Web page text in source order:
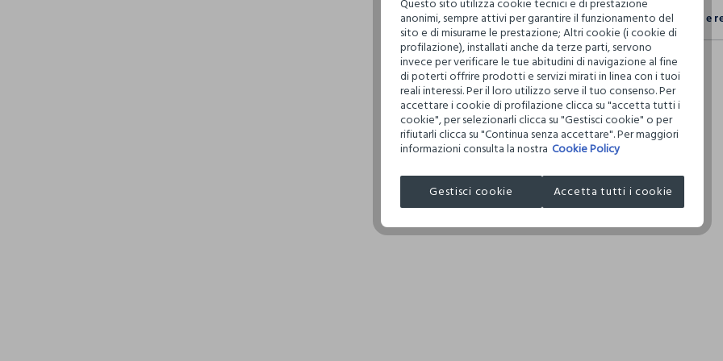
RIDOTTA
150°C
Il 100% dei
fisici, per
definito per
restrittivi
Clicca qui
MADE IN
Spedizione e
per
anonimi, sempre attivi per garantire il funzionamento del
sito e di misurarne le prestazione; Altri cookie (i cookie di
profilazione), installati anche da terze parti, servono
invece per verificare le tue abitudini di navigazione al fine
di poterti offrire prodotti e servizi mirati in linea con i tuoi
reali interessi. Per il loro utilizzo serve il tuo consenso. Per
accettare i cookie di profilazione clicca su "accetta tutti i
cookie", per selezionarli clicca su "Gestisci cookie" o per
rifiutarli clicca su "Continua senza accettare". Per maggiori
informazioni consulta la nostra Cookie Policy
Gestisci cookie Accetta tutti i cookie